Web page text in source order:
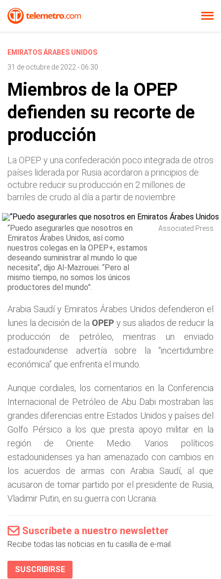
EMIRATOS ÁRABES UNIDOS
31 de octubre de 2022 - 06:30
Miembros de la OPEP
defienden su recorte de
producción
La OPEP y una confederación poco integrada de otros
países liderada por Rusia acordaron a principios de
octubre reducir su producción en 2 millones de
barriles de crudo al día a partir de noviembre.
“Puedo asegurarles que nosotros en
Emiratos Árabes Unidos, así como
nuestros colegas en la OPEP+, estamos
deseando suministrar al mundo lo que
necesita”, dijo Al-Mazrouei. “Pero al
mismo tiempo, no somos los únicos
productores del mundo”.
Associated Press
Arabia Saudí y Emiratos Árabes Unidos defendieron el
lunes la decisión de la OPEP y sus aliados de reducir la
producción de petróleo, mientras un enviado
estadounidense advertía sobre la “incertidumbre
económica” que enfrenta el mundo.
Aunque cordiales, los comentarios en la Conferencia
Internacional de Petróleo de Abu Dabi mostraban las
grandes diferencias entre Estados Unidos y países del
Golfo Pérsico a los que presta apoyo militar en la
región de Oriente Medio. Varios políticos
estadounidenses ya han amenazado con cambios en
los acuerdos de armas con Arabia Saudí, al que
acusaron de tomar partido por el presidente de Rusia,
Vladimir Putin, en su guerra con Ucrania.
Suscríbete a nuestro newsletter
Recibe todas las noticias en tu casilla de e-mail.
SUSCRIBIRSE